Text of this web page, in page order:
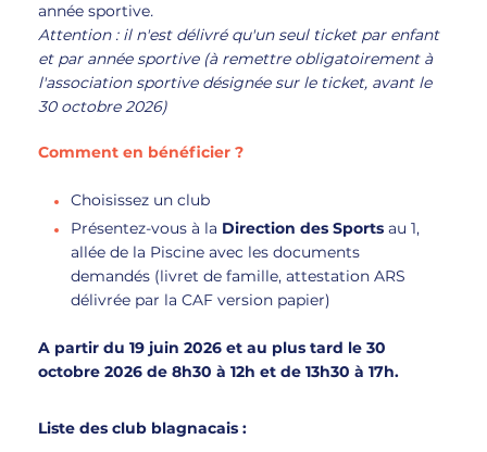
année sportive.
Attention : il n'est délivré qu'un seul ticket par enfant
et par année sportive (à remettre obligatoirement à
l'association sportive désignée sur le ticket, avant le
30 octobre 2026)
Comment en bénéficier ?
Choisissez un club
Présentez-vous à la Direction des Sports au 1,
allée de la Piscine avec les documents
demandés (livret de famille, attestation ARS
délivrée par la CAF version papier)
A partir du 19 juin 2026 et au plus tard le 30
octobre 2026 de 8h30 à 12h et de 13h30 à 17h.
Liste des club blagnacais :